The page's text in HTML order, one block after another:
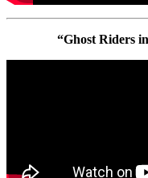
“Ghost Riders